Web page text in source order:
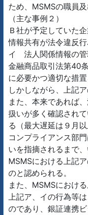
ため、MSMSの職員
（主な事例２）
Ｂ社が予定していた
情報共有が法令違反
イ 法人関係情報の管
金融商品取引法第40
に必要かつ適切な措
しかしながら、上記
また、本来であれば
扱いが多く確認され
る（最大遅延は９月以
コンプライアンス部
いを指摘されるまで
MSMSにおける上記
のと認められる。
また、MSMSにおけ
上記ア、イの行為等
のであり、銀証連携